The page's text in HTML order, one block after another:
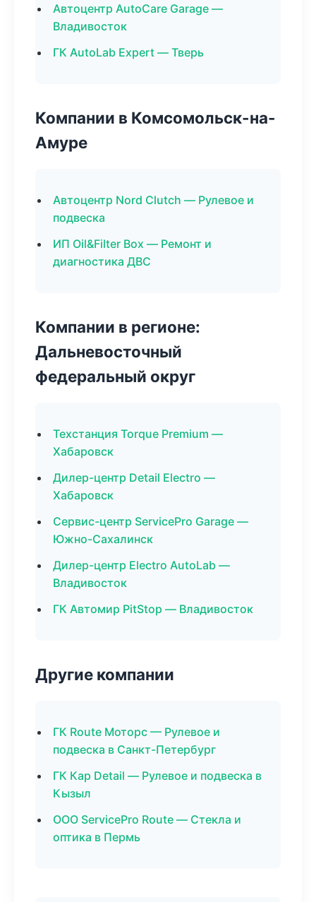
Автоцентр AutoCare Garage —
Владивосток
ГК AutoLab Expert — Тверь
Компании в Комсомольск-на-
Амуре
Автоцентр Nord Clutch — Рулевое и
подвеска
ИП Oil&Filter Box — Ремонт и
диагностика ДВС
Компании в регионе:
Дальневосточный
федеральный округ
Техстанция Torque Premium —
Хабаровск
Дилер-центр Detail Electro —
Хабаровск
Сервис-центр ServicePro Garage —
Южно-Сахалинск
Дилер-центр Electro AutoLab —
Владивосток
ГК Автомир PitStop — Владивосток
Другие компании
ГК Route Моторс — Рулевое и
подвеска в Санкт-Петербург
ГК Кар Detail — Рулевое и подвеска в
Кызыл
ООО ServicePro Route — Стекла и
оптика в Пермь